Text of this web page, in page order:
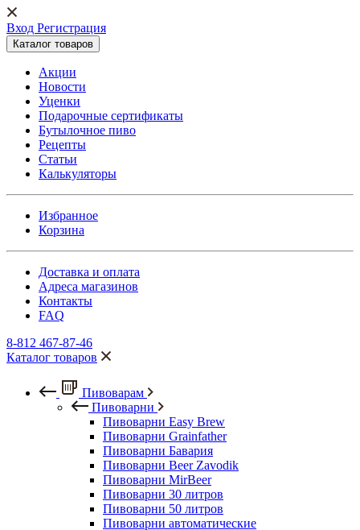
Вход Регистрация
Каталог товаров
Акции
Новости
Уценки
Подарочные сертификаты
Бутылочное пиво
Рецепты
Статьи
Калькуляторы
Избранное
Корзина
Доставка и оплата
Адреса магазинов
Контакты
FAQ
8-812 467-87-46
Каталог товаров
Пивоварам
Пивоварни
Пивоварни Easy Brew
Пивоварни Grainfather
Пивоварни Бавария
Пивоварни Beer Zavodik
Пивоварни MirBeer
Пивоварни 30 литров
Пивоварни 50 литров
Пивоварни автоматические